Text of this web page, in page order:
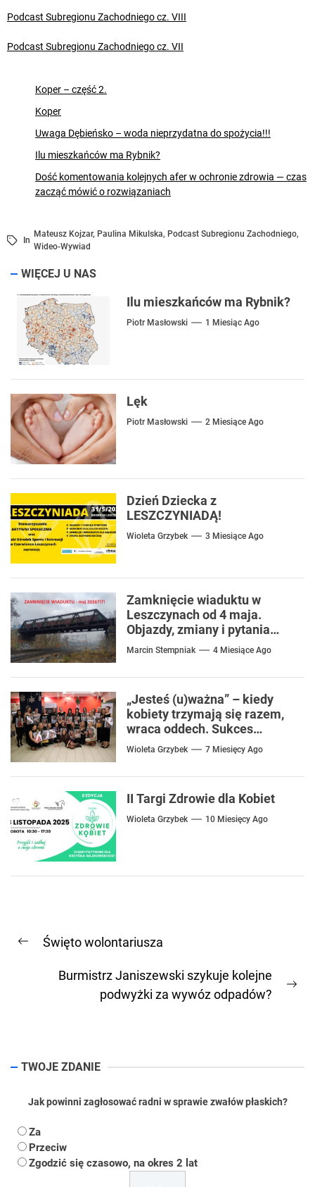
Podcast Subregionu Zachodniego cz. VIII
Podcast Subregionu Zachodniego cz. VII
Koper – część 2.
Koper
Uwaga Dębieńsko – woda nieprzydatna do spożycia!!!
Ilu mieszkańców ma Rybnik?
Dość komentowania kolejnych afer w ochronie zdrowia — czas
zacząć mówić o rozwiązaniach
In
Mateusz Kojzar, Paulina Mikulska, Podcast Subregionu Zachodniego,
Wideo-Wywiad
WIĘCEJ U NAS
Ilu mieszkańców ma Rybnik?
Piotr Masłowski 1 Miesiąc Ago
Lęk
Piotr Masłowski 2 Miesiące Ago
Dzień Dziecka z
LESZCZYNIADĄ!
Wioleta Grzybek 3 Miesiące Ago
Zamknięcie wiaduktu w
Leszczynach od 4 maja.
Objazdy, zmiany i pytania
mieszkańców
Marcin Stempniak 4 Miesiące Ago
„Jesteś (u)ważna” – kiedy
kobiety trzymają się razem,
wraca oddech. Sukces
projektu w 2025 roku
Wioleta Grzybek 7 Miesięcy Ago
II Targi Zdrowie dla Kobiet
Wioleta Grzybek 10 Miesięcy Ago
Nawigacja
wpisu
Previous
Święto wolontariusza
Burmistrz Janiszewski szykuje kolejne
podwyżki za wywóz odpadów?
TWOJE ZDANIE
Jak powinni zagłosować radni w sprawie zwałów płaskich?
Za
Przeciw
Zgodzić się czasowo, na okres 2 lat